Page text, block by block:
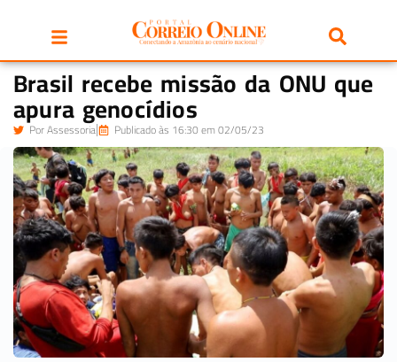
Brasil recebe missão da ONU que
apura genocídios
PorAssessoria Publicado às 16:30 em 02/05/23